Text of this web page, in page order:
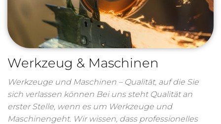
Werkzeug & Maschinen
Werkzeuge und Maschinen – Qualität, auf die Sie
sich verlassen können Bei uns steht Qualität an
erster Stelle, wenn es um Werkzeuge und
Maschinengeht. Wir wissen, dass professionelles